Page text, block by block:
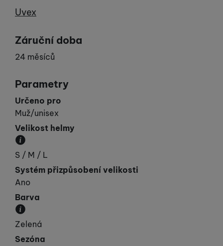
Výrobce
Uvex
Záruční doba
24 měsíců
Parametry
Určeno pro
Muž/unisex
Velikost helmy
Obvod hlavy v cm.
S / M / L
Systém přizpůsobení velikosti
Ano
Barva
Převládající barva výrobku.
Zelená
Sezóna